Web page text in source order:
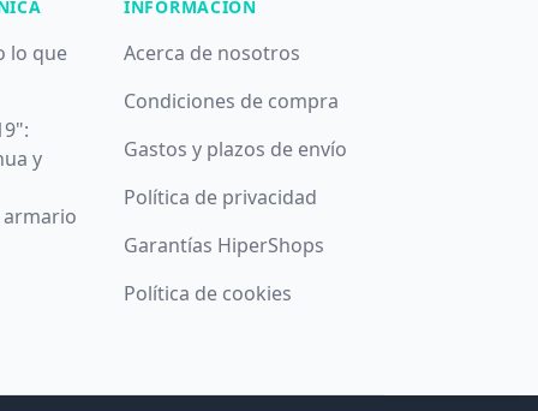
lo que
y
armario
INFORMACIÓN
Acerca de nosotros
Condiciones de compra
Gastos y plazos de envío
Política de privacidad
Garantías HiperShops
Política de cookies